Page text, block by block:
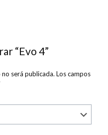
“Evo 4”
será publicada. Los campos